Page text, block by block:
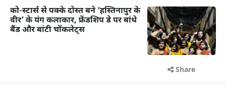
को-स्टार्स से पक्के दोस्त बने ‘हस्तिनापुर के
वीर’ के यंग कलाकार, फ्रेंडशिप डे पर बांधे
बैंड और बांटी चॉकलेट्स
Share